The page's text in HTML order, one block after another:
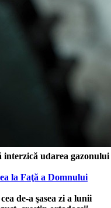
udarea gazonului
la Faţă a Domnului
de-a şasea zi a lunii